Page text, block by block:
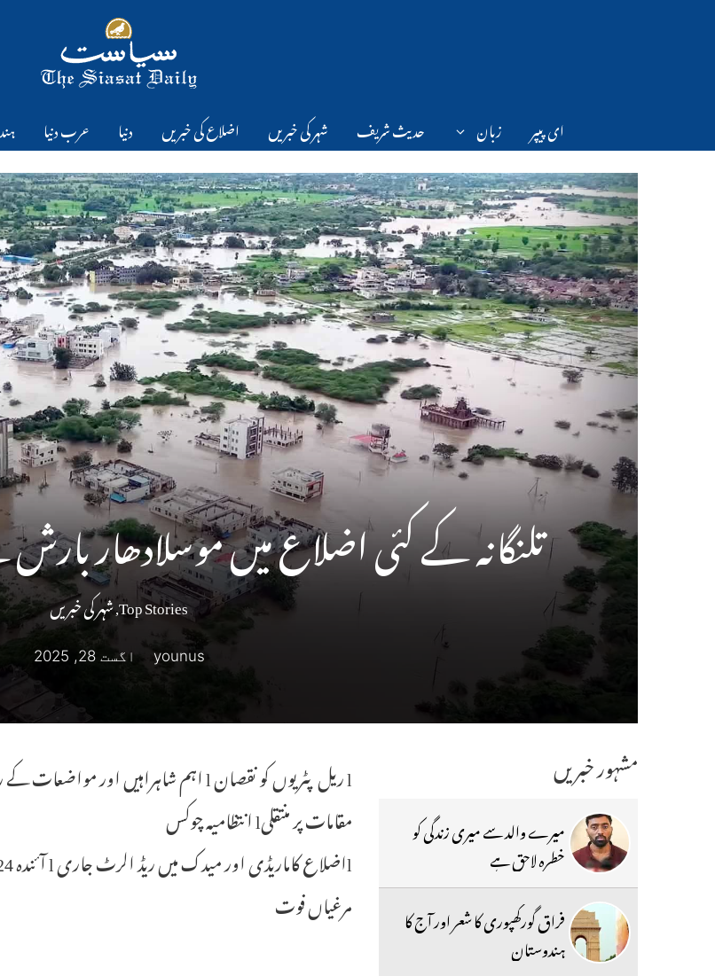
ای پیپر زبان حدیث شریف شہر کی خبریں اضلاع کی خبریں دنیا عرب دنیا
تلنگانہ کے کئی اضلاع میں موسلادھار بارش سے تباہی،
Top Stories
,شہر کی خبریں
younus اگست 28, 2025
مقامات پر منتقلیl انتظامیہ چوکس
مرغیاں فوت
مشہور خبریں
میرے والد سے میری زندگی کو
خطرہ لاحق ہے
فراق گورکھپوری کا شعر اور آج کا
ہندوستان